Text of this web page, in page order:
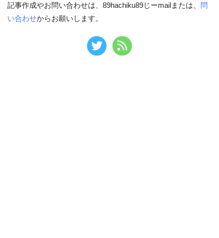
記事作成やお問い合わせは、89hachiku89じーmailまたは、
問
い合わせからお願いします。